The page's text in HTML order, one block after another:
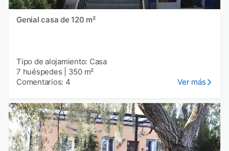
Genial casa de 120 m²
Tipo de alojamiento: Casa
7 huéspedes
350 m²
Comentarios: 4
Ver más